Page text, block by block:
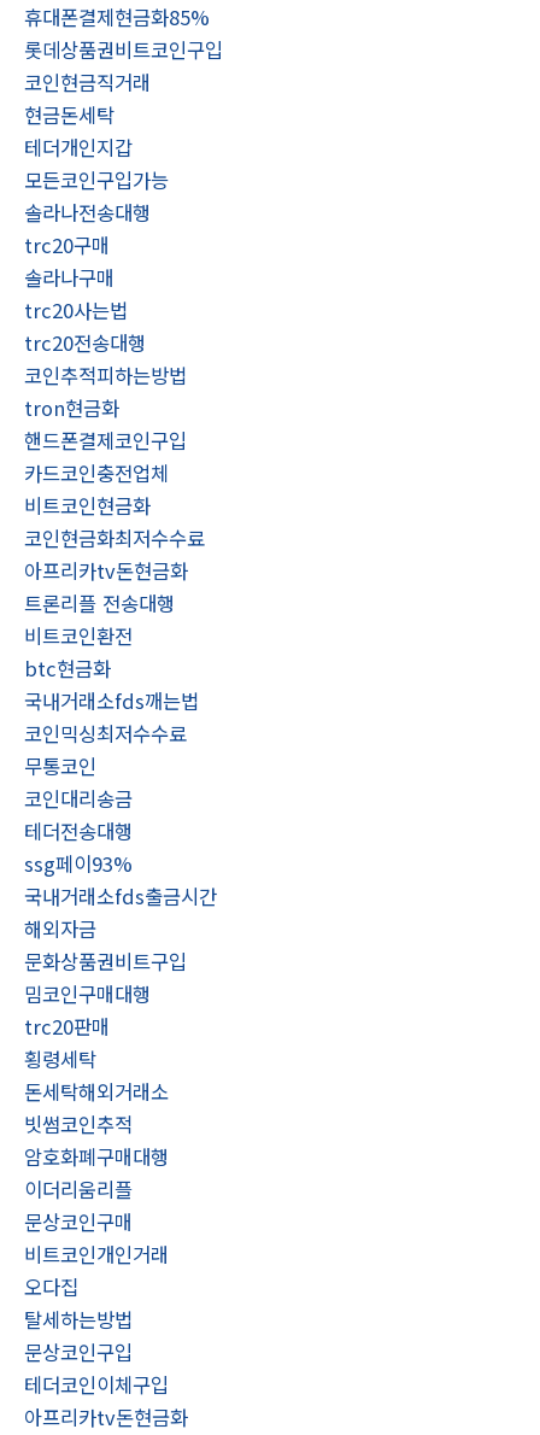
휴대폰결제현금화85%
롯데상품권비트코인구입
코인현금직거래
현금돈세탁
테더개인지갑
모든코인구입가능
솔라나전송대행
trc20구매
솔라나구매
trc20사는법
trc20전송대행
코인추적피하는방법
tron현금화
핸드폰결제코인구입
카드코인충전업체
비트코인현금화
코인현금화최저수수료
아프리카tv돈현금화
트론리플 전송대행
비트코인환전
btc현금화
국내거래소fds깨는법
코인믹싱최저수수료
무통코인
코인대리송금
테더전송대행
ssg페이93%
국내거래소fds출금시간
해외자금
문화상품권비트구입
밈코인구매대행
trc20판매
횡령세탁
돈세탁해외거래소
빗썸코인추적
암호화폐구매대행
이더리움리플
문상코인구매
비트코인개인거래
오다집
탈세하는방법
문상코인구입
테더코인이체구입
아프리카tv돈현금화